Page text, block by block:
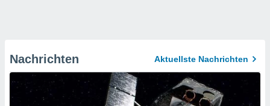
Nachrichten Aktuellste Nachrichten